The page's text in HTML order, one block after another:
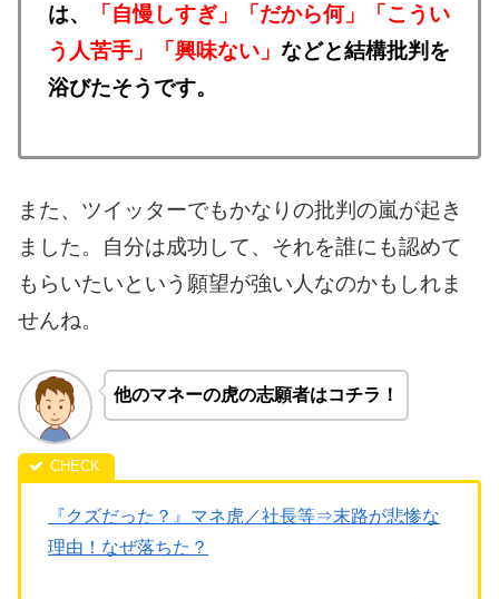
は、
「自慢しすぎ」「だから何」「こうい
う人苦手」「興味ない」 などと結構批判を
浴びたそうです。
また、ツイッターでもかなりの批判の嵐が起き
ました。 自分は成功して、それを誰にも認めて
もらいたいという願望が強い人なのかもしれま
せんね。
他のマネーの虎の志願者はコチラ！
『クズだった？』マネ虎／社長等⇒末路が悲惨な
理由！なぜ落ちた？